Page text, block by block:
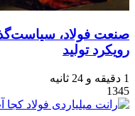
صنعت فولاد،
رویکرد تولید
1 دقیقه و 24 ثانیه
1345